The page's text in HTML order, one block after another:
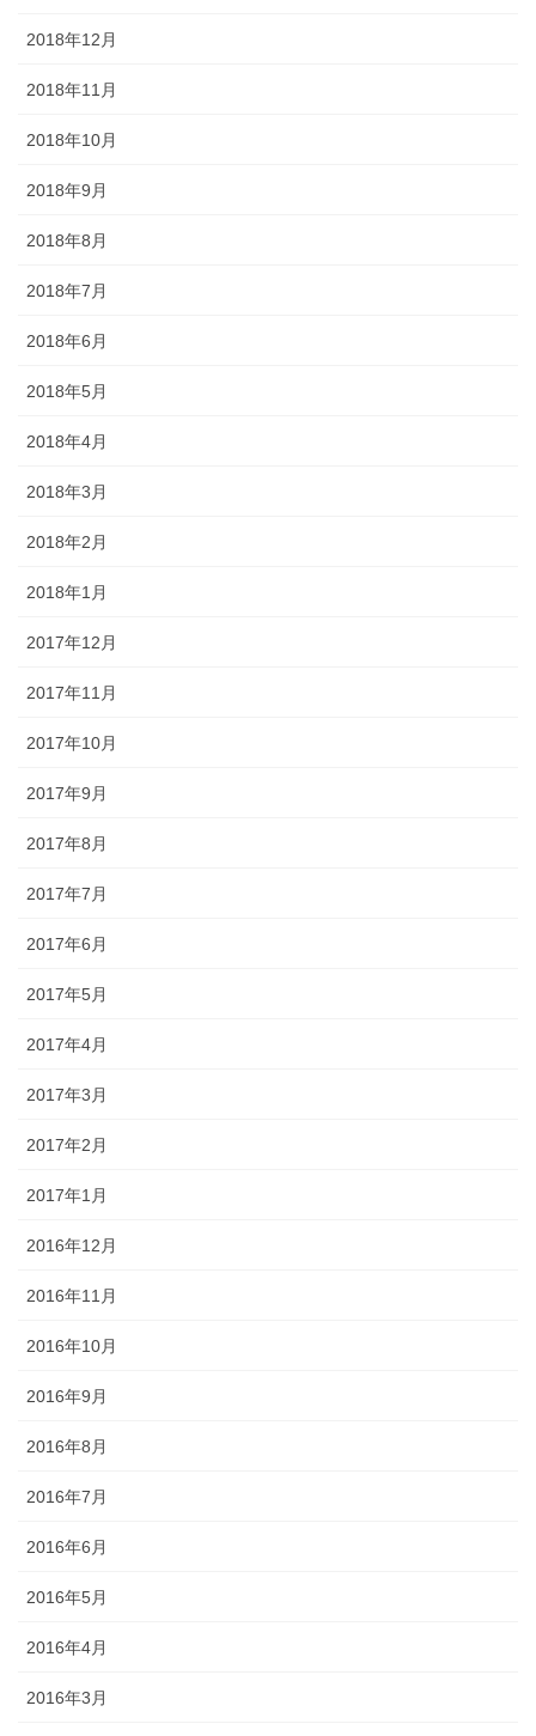
2018年12月
2018年11月
2018年10月
2018年9月
2018年8月
2018年7月
2018年6月
2018年5月
2018年4月
2018年3月
2018年2月
2018年1月
2017年12月
2017年11月
2017年10月
2017年9月
2017年8月
2017年7月
2017年6月
2017年5月
2017年4月
2017年3月
2017年2月
2017年1月
2016年12月
2016年11月
2016年10月
2016年9月
2016年8月
2016年7月
2016年6月
2016年5月
2016年4月
2016年3月